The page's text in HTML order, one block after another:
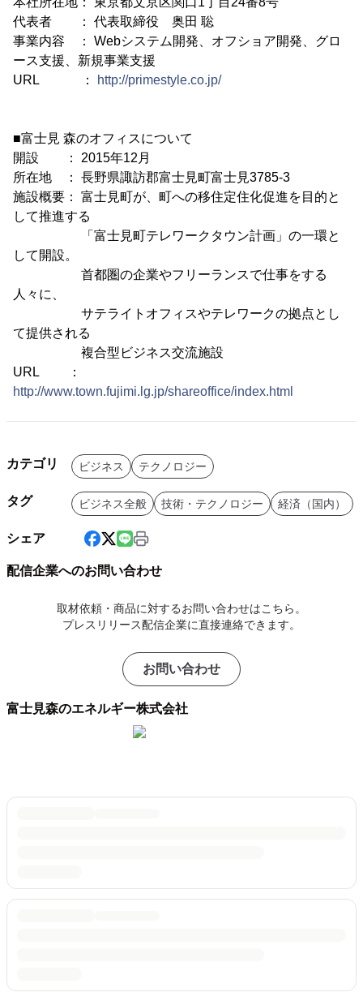
代表者 ： 代表取締役 奥田 聡
事業内容 ： Webシステム開発、オフショア開発、グロ
ース支援、新規事業支援
URL ：
http://primestyle.co.jp/
■富士見 森のオフィスについて
開設 ： 2015年12月
所在地 ： 長野県諏訪郡富士見町富士見3785-3
施設概要： 富士見町が、町への移住定住化促進を目的と
して推進する
「富士見町テレワークタウン計画」の一環と
して開設。
首都圏の企業やフリーランスで仕事をする
人々に、
サテライトオフィスやテレワークの拠点とし
て提供される
複合型ビジネス交流施設
URL ：
http://www.town.fujimi.lg.jp/shareoffice/index.html
カテゴリ ビジネス テクノロジー
タグ ビジネス全般 技術・テクノロジー 経済（国内）
シェア
配信企業へのお問い合わせ
取材依頼・商品に対するお問い合わせはこちら。
プレスリリース配信企業に直接連絡できます。
お問い合わせ
富士見森のエネルギー株式会社